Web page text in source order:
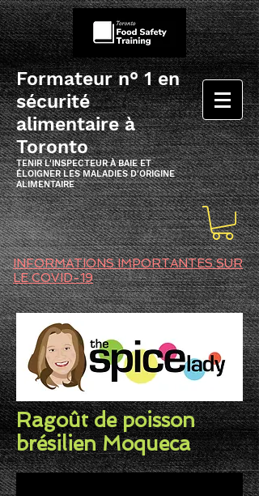
Formateur n° 1 en
sécurité
alimentaire à
Toronto
TENIR L'INSPECTEUR À BAIE ET
ÉLOIGNER LES MALADIES D'ORIGINE
ALIMENTAIRE
INFORMATIONS IMPORTANTES SUR
LE COVID-19
Ragoût de poisson
brésilien Moqueca